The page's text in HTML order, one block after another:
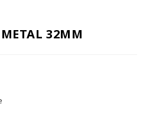
METAL 32MM